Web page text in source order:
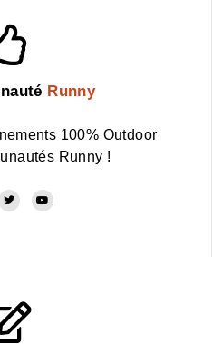
Runny
100% Outdoor
Runny !